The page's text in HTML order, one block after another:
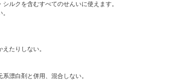
ルクを含むすべてのせんいに使えます。
たりしない。
漂白剤と併用、混合しない。